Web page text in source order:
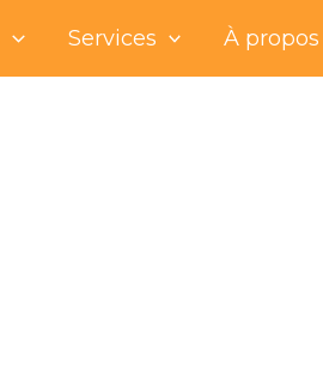
Services À propos